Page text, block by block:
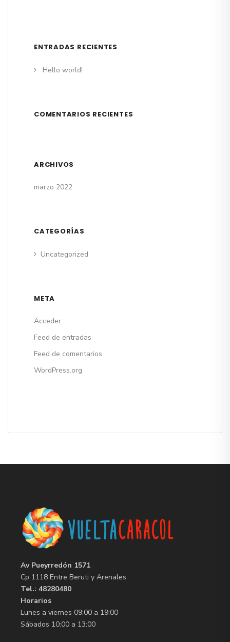
ENTRADAS RECIENTES
Hello world!
COMENTARIOS RECIENTES
ARCHIVOS
marzo 2022
CATEGORÍAS
Uncategorized
META
Acceder
Feed de entradas
Feed de comentarios
WordPress.org
Av Pueyrredón 1571
Cp 1118 Entre Beruti y Arenales
Tel.: 48280480
Horarios
Lunes a viernes 09:00 a 19:00
Sábados 10:00 a 13:00